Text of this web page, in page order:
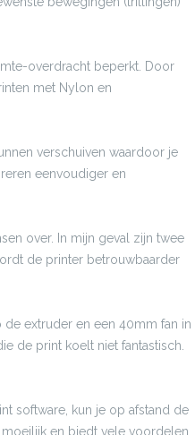
overdracht beperkt. Door
met Nylon en
verschuiven waardoor je
eenvoudiger en
over. In mijn geval zijn twee
de printer betrouwbaarder
extruder en een 40mm fan in
de print koelt niet fantastisch.
software, kun je op afstand de
en biedt vele voordelen.